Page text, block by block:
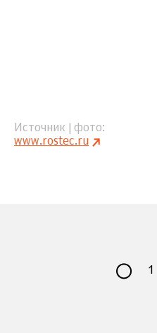
Источник | фото
www.rostec.ru
1